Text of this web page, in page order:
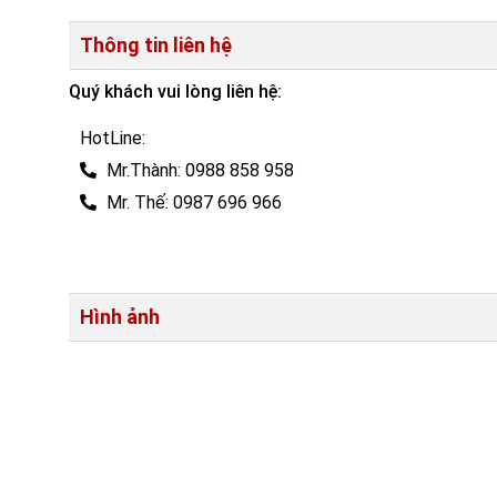
Thông tin liên hệ
Quý khách vui lòng liên hệ:
HotLine:
Mr.Thành: 0988 858 958
Mr. Thế: 0987 696 966
Hình ảnh